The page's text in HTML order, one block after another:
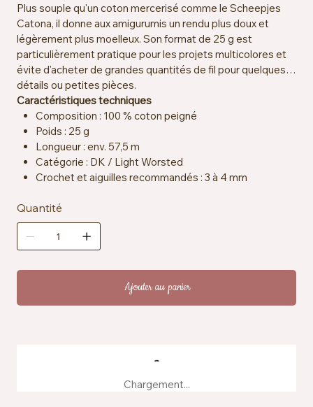
Plus souple qu'un coton mercerisé comme le Scheepjes
Catona, il donne aux amigurumis un rendu plus doux et
légèrement plus moelleux. Son format de 25 g est
particulièrement pratique pour les projets multicolores et
évite d'acheter de grandes quantités de fil pour quelques
détails ou petites pièces.
Caractéristiques techniques
Composition : 100 % coton peigné
Poids : 25 g
Longueur : env. 57,5 m
Catégorie : DK / Light Worsted
Crochet et aiguilles recommandés : 3 à 4 mm
Certification : OEKO-TEX® Standard 100
Particularités : vegan, résistant à la salive
Entretien : lavable en machine à 30 °C
Quantité
Ajouter au panier
Chargement...